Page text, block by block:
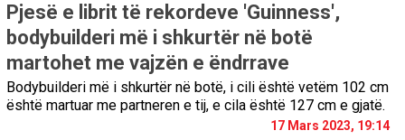
Pjesë e librit të rekordeve 'Guinness',
bodybuilderi më i shkurtër në botë
martohet me vajzën e ëndrrave
Bodybuilderi më i shkurtër në botë, i cili është vetëm 102 cm
është martuar me partneren e tij, e cila është 127 cm e gjatë.
17 Mars 2023, 19:14